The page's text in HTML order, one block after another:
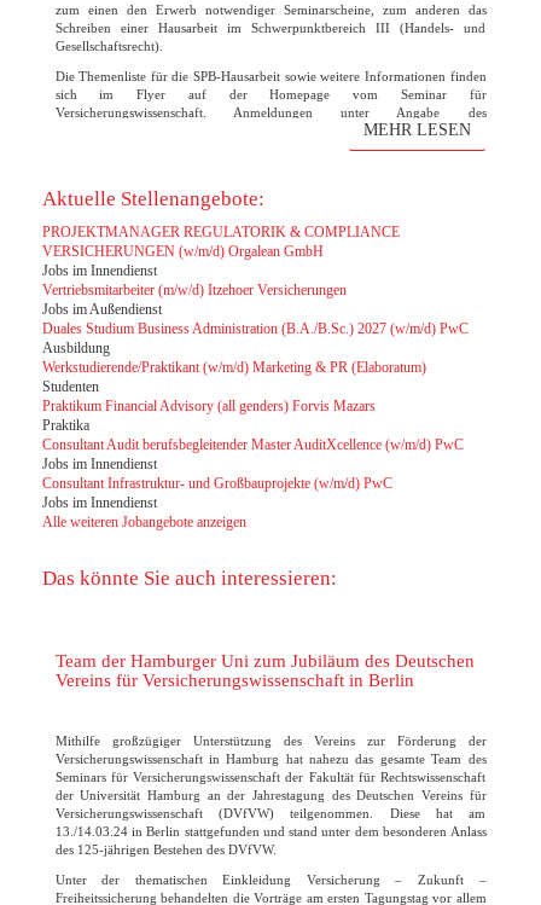
zum einen den Erwerb notwendiger Seminarscheine, zum anderen das
Schreiben einer Hausarbeit im Schwerpunktbereich III (Handels- und
Gesellschaftsrecht).
Die Themenliste für die SPB-Hausarbeit sowie weitere Informationen finden
sich im Flyer auf der Homepage vom Seminar für
Versicherungswissenschaft. Anmeldungen unter Angabe des
Themenwunsches bitte bis zum 31. März 2026 direkt an den Lehrstuhl
Robert Koch. Die Vorbesprechung und finale Themenvergabe findet am 07.
MEHR LESEN
Aktuelle Stellenangebote:
PROJEKTMANAGER REGULATORIK & COMPLIANCE
VERSICHERUNGEN (w/m/d) Orgalean GmbH
Jobs im Innendienst
Vertriebsmitarbeiter (m/w/d) Itzehoer Versicherungen
Jobs im Außendienst
Duales Studium Business Administration (B.A./B.Sc.) 2027 (w/m/d) PwC
Ausbildung
Werkstudierende/Praktikant (w/m/d) Marketing & PR (Elaboratum)
Studenten
Praktikum Financial Advisory (all genders) Forvis Mazars
Praktika
Consultant Audit berufsbegleitender Master AuditXcellence (w/m/d) PwC
Jobs im Innendienst
Consultant Infrastruktur- und Großbauprojekte (w/m/d) PwC
Jobs im Innendienst
Alle weiteren Jobangebote anzeigen
Das könnte Sie auch interessieren:
Team der Hamburger Uni zum Jubiläum des Deutschen
Vereins für Versicherungswissenschaft in Berlin
Mithilfe großzügiger Unterstützung des Vereins zur Förderung der
Versicherungswissenschaft in Hamburg hat nahezu das gesamte Team des
Seminars für Versicherungswissenschaft der Fakultät für Rechtswissenschaft
der Universität Hamburg an der Jahrestagung des Deutschen Vereins für
Versicherungswissenschaft (DVfVW) teilgenommen. Diese hat am
13./14.03.24 in Berlin stattgefunden und stand unter dem besonderen Anlass
des 125-jährigen Bestehen des DVfVW.
Unter der thematischen Einkleidung Versicherung – Zukunft –
Freiheitssicherung behandelten die Vorträge am ersten Tagungstag vor allem